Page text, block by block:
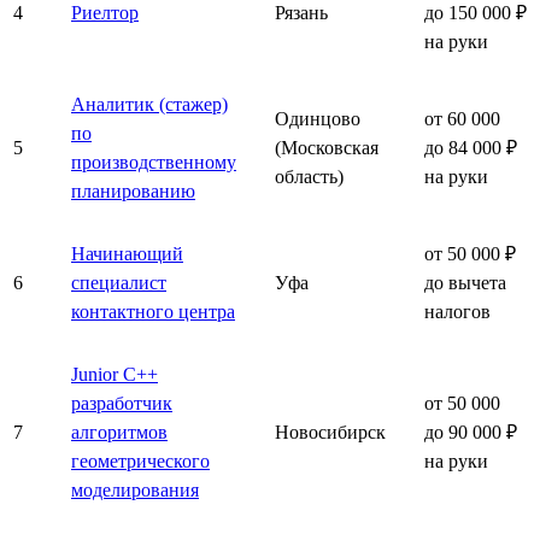
4 Риелтор Рязань
до 150 000 ₽
на руки
5
Аналитик (стажер)
по
производственному
планированию
Одинцово
(Московская
область)
от 60 000
до 84 000 ₽
на руки
6
Начинающий
специалист
контактного центра
Уфа
от 50 000 ₽
до вычета
налогов
7
Junior C++
разработчик
алгоритмов
геометрического
моделирования
Новосибирск
от 50 000
до 90 000 ₽
на руки